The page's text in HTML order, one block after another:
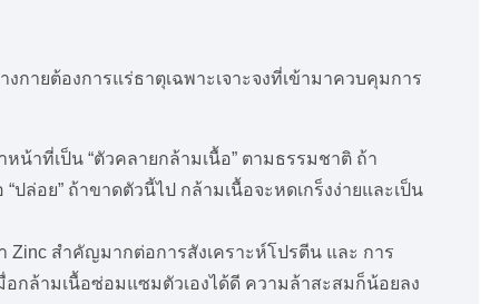
กายต้องการแร่ธาตุเฉพาะเจาะจงที่เข้ามาควบคุมการ
น้าที่เป็น “ตัวคลายกล้ามเนื้อ” ตามธรรมชาติ ถ้า
ล่อย” ถ้าขาดตัวนี้ไป กล้ามเนื้อจะหดเกร็งง่ายและเป็น
Zinc สำคัญมากต่อการสังเคราะห์โปรตีน และ การ
กล้ามเนื้อซ่อมแซมตัวเองได้ดี ความล้าสะสมก็น้อยลง